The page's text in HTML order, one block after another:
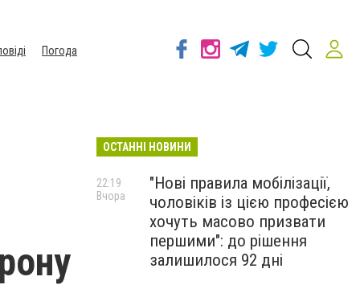
Погода
ОСТАННІ НОВИНИ
"Нові правила мобілізації,
чоловіків із цією професією
хочуть масово призвати
першими": до рішення
залишилося 92 дні
22:19
Вчора